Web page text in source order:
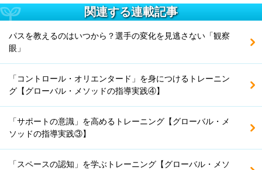
関連する連載記事
パスを教えるのはいつから？選手の変化を見逃さない「観察
眼」
「コントロール・オリエンタード」を身につけるトレーニン
グ【グローバル・メソッドの指導実践④】
「サポートの意識」を高めるトレーニング【グローバル・メ
ソッドの指導実践③】
「スペースの認知」を学ぶトレーニング【グローバル・メソ